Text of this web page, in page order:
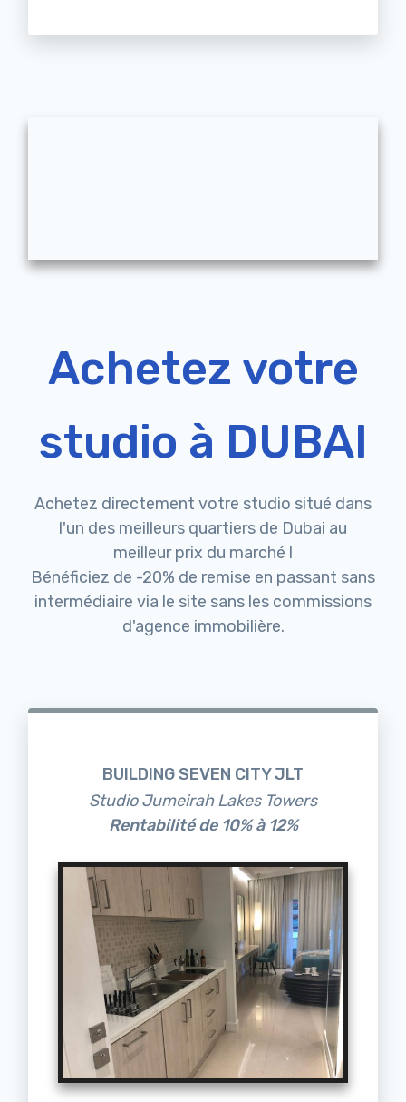
Achetez votre
studio à DUBAI
Achetez directement votre studio situé dans
l'un des meilleurs quartiers de Dubai au
meilleur prix du marché !
Bénéficiez de -20% de remise en passant sans
intermédiaire via le site sans les commissions
d'agence immobilière.
BUILDING SEVEN CITY JLT
Studio Jumeirah Lakes Towers
Rentabilité de 10% à 12%